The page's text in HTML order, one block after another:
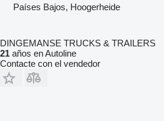
Países Bajos, Hoogerheide
DINGEMANSE TRUCKS & TRAILERS
21 años en Autoline
Contacte con el vendedor